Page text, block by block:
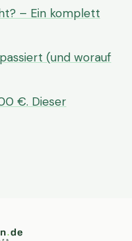
– Ein komplett
(und worauf
€. Dieser